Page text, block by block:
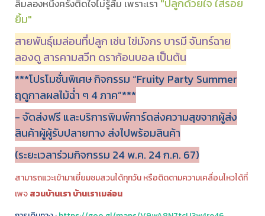
ลิ้มลองหนึ่งครั้งติดใจไม่รู้ลืม เพราะเรา "ปลูกด้วยใจ ใส่รอย
ยิ้ม"
สายพันธุ์เมล่อนที่ปลูก เช่น ไข่มังกร บารมี จันทร์ฉาย
ลองดู สารคามสวีท ดราก้อนบอล เป็นต้น
***โปรโมชั่นพิเศษ กิจกรรม “Fruity Party Summer
ฤดูกาลผลไม้ฉ่ำ ๆ 4 ภาค”***
- จัดส่งฟรี และบริการพิมพ์การ์ดส่งความสุขจากผู้ส่ง
สินค้าผู้ผู้รับปลายทาง ส่งไปพร้อมสินค้า
(ระยะเวลาร่วมกิจกรรม 24 พ.ค. 24 ก.ค. 67)
สามารถแวะเข้ามาเยี่ยมชมสวนได้ทุกวัน หรือติดตามความเคลื่อนไหวได้ที่
เพจสวนบ้านเรา บ้านเราเมล่อน